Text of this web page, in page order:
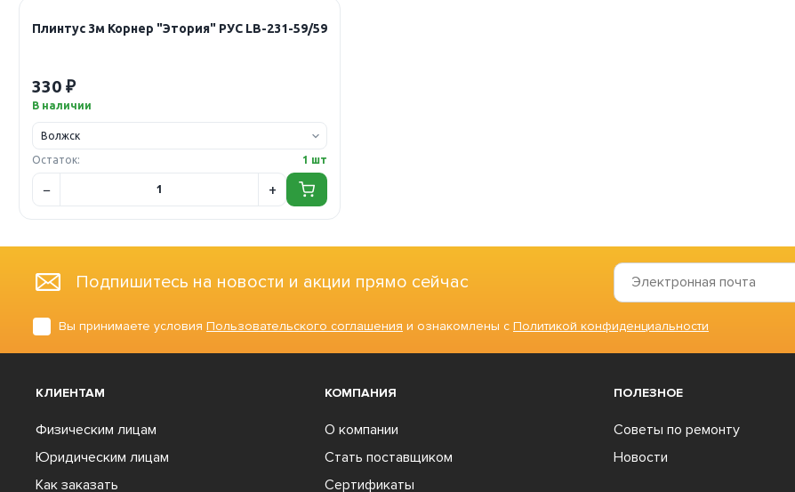
Плинтус 3м Корнер "Этория" РУС LB-231-59/59
330 ₽
В наличии
Остаток: 1 шт
Подпишитесь на новости и акции прямо сейчас
Вы принимаете условия Пользовательского соглашения и ознакомлены с Политикой конфиденциальности
КЛИЕНТАМ
Физическим лицам
Юридическим лицам
Как заказать
КОМПАНИЯ
О компании
Стать поставщиком
Сертификаты
ПОЛЕЗНОЕ
Советы по ремонту
Новости